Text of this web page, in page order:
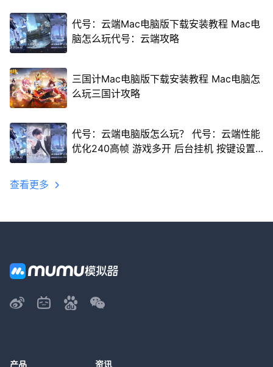
代号：云端Mac电脑版下载安装教程 Mac电
脑怎么玩代号：云端攻略
三国计Mac电脑版下载安装教程 Mac电脑怎
么玩三国计攻略
代号：云端电脑版怎么玩？ 代号：云端性能
优化240高帧 游戏多开 后台挂机 按键设置
查看更多
产品 资讯